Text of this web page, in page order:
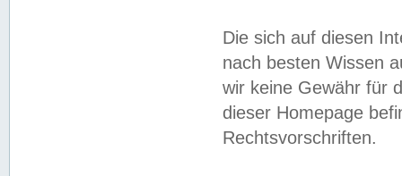
Die sich auf diesen
nach besten Wissen
wir keine Gewähr für
dieser Homepage
Rechtsvorschriften.